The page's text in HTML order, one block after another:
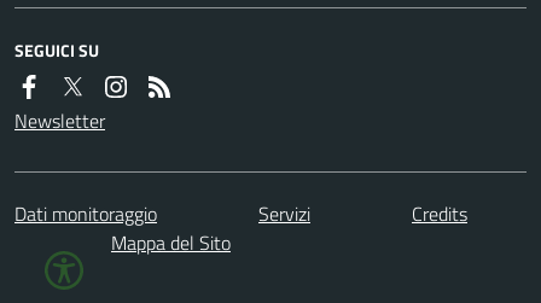
SEGUICI SU
Newsletter
Dati monitoraggio Servizi
Credits
Mappa del Sito